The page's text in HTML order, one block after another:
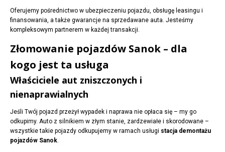
Oferujemy pośrednictwo w ubezpieczeniu pojazdu, obsługę leasingu i
finansowania, a także gwarancje na sprzedawane auta. Jesteśmy
kompleksowym partnerem w każdej transakcji.
Złomowanie pojazdów Sanok – dla
kogo jest ta usługa
Właściciele aut zniszczonych i
nienaprawialnych
Jeśli Twój pojazd przeżył wypadek i naprawa nie opłaca się – my go
odkupimy. Auto z silnikiem w złym stanie, zardzewiałe i skorodowane –
wszystkie takie pojazdy odkupujemy w ramach usługi stacja demontażu
pojazdów Sanok.